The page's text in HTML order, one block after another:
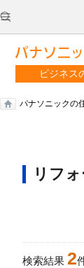
ビジネス
パナソニックの
リフ
検索結果 2